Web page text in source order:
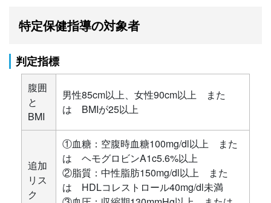
特定保健指導の対象者
判定指標
腹囲
と
BMI
男性85cm以上、女性90cm以上 また
は BMIが25以上
追加
リス
ク
①血糖：空腹時血糖100mg/dl以上 また
は ヘモグロビンA1c5.6%以上
②脂質：中性脂肪150mg/dl以上 また
は HDLコレストロール40mg/dl未満